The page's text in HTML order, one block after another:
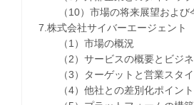
（10）市場の将来展望および
7.株式会社サイバーエージェント
（1）市場の概況
（2）サービスの概要とビジネ
（3）ターゲットと営業スタ
（4）他社との差別化ポイント